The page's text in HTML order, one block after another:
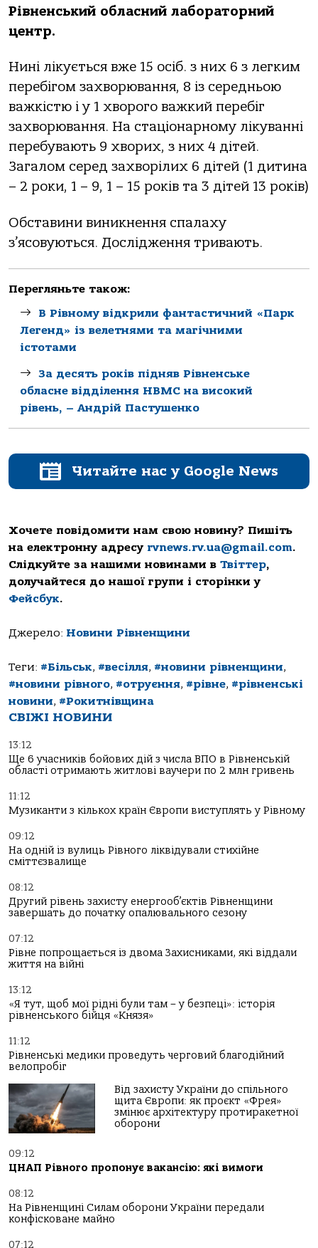
Рівненський обласний лабораторний
центр.
Нині лікується вже 15 осіб. з них 6 з легким
перебігом захворювання, 8 із середньою
важкістю і у 1 хворого важкий перебіг
захворювання. На стаціонарному лікуванні
перебувають 9 хворих, з них 4 дітей.
Загалом серед захворілих 6 дітей (1 дитина
– 2 роки, 1 – 9, 1 – 15 років та 3 дітей 13 років)
Обставини виникнення спалаху
з’ясовуються. Дослідження тривають.
Перегляньте також:
В Рівному відкрили фантастичний «Парк
Легенд» із велетнями та магічними
істотами
За десять років підняв Рівненське
обласне відділення НВМС на високий
рівень, – Андрій Пастушенко
Читайте нас у Google News
Хочете повідомити нам свою новину? Пишіть
на електронну адресу rvnews.rv.ua@gmail.com.
Слідкуйте за нашими новинами в Твіттер,
долучайтеся до нашої групи і сторінки у
Фейсбук.
Джерело: Новини Рівненщини
Теги: #Більськ, #весілля, #новини рівненщини,
#новини рівного, #отруєння, #рівне, #рівненські
новини, #Рокитнівщина
СВІЖІ НОВИНИ
13:12
Ще 6 учасників бойових дій з числа ВПО в Рівненській
області отримають житлові ваучери по 2 млн гривень
11:12
Музиканти з кількох країн Європи виступлять у Рівному
09:12
На одній із вулиць Рівного ліквідували стихійне
сміттєзвалище
08:12
Другий рівень захисту енергооб’єктів Рівненщини
завершать до початку опалювального сезону
07:12
Рівне попрощається із двома Захисниками, які віддали
життя на війні
13:12
«Я тут, щоб мої рідні були там – у безпеці»: історія
рівненського бійця «Князя»
11:12
Рівненські медики проведуть черговий благодійний
велопробіг
Від захисту України до спільного
щита Європи: як проєкт «Фрея»
змінює архітектуру протиракетної
оборони
09:12
ЦНАП Рівного пропонує вакансію: які вимоги
08:12
На Рівненщині Силам оборони України передали
конфісковане майно
07:12